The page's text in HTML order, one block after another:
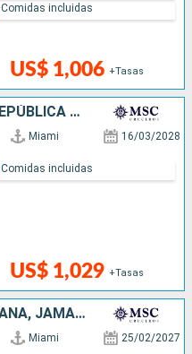
US$ 1,006 +Tasas
Comidas incluidas
ESTADOS UNIDOS, ARUBA, REPÚBLICA DOMINICANA, JAMAICA, ISLAS CAIMÁN
Miami 16/03/2028
US$ 1,029 +Tasas
Comidas incluidas
ARUBA, REPÚBLICA DOMINICANA, JAMAICA, ESTADOS UNIDOS
Miami 25/02/2027